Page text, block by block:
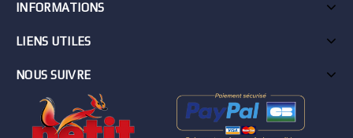
INFORMATIONS
LIENS UTILES
NOUS SUIVRE